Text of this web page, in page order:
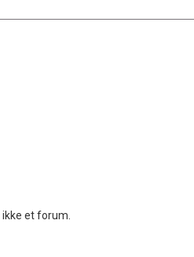
et forum.